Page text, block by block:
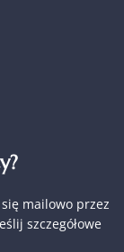
mailowo przez
szczegółowe